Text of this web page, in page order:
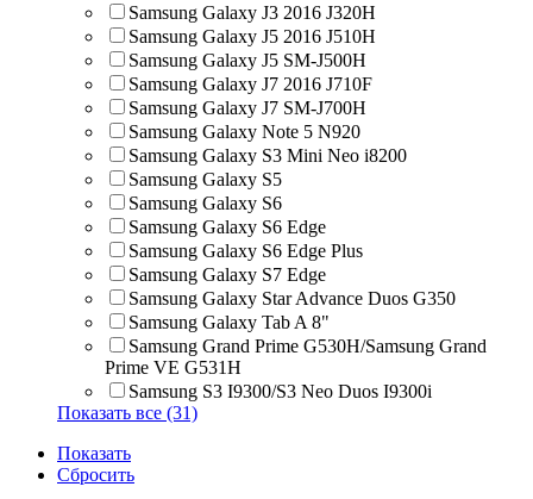
Samsung Galaxy J3 2016 J320H
Samsung Galaxy J5 2016 J510H
Samsung Galaxy J5 SM-J500H
Samsung Galaxy J7 2016 J710F
Samsung Galaxy J7 SM-J700H
Samsung Galaxy Note 5 N920
Samsung Galaxy S3 Mini Neo i8200
Samsung Galaxy S5
Samsung Galaxy S6
Samsung Galaxy S6 Edge
Samsung Galaxy S6 Edge Plus
Samsung Galaxy S7 Edge
Samsung Galaxy Star Advance Duos G350
Samsung Galaxy Tab A 8"
Samsung Grand Prime G530H/Samsung Grand
Prime VE G531H
Samsung S3 I9300/S3 Neo Duos I9300i
Показать все (31)
Показать
Сбросить